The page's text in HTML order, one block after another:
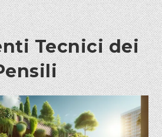
Tecnici dei